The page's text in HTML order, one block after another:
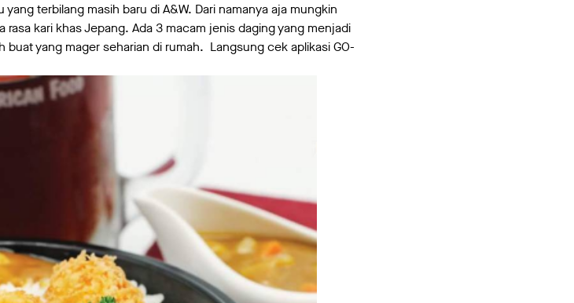
yang terbilang masih baru di A&W. Dari namanya aja mungkin
kari khas Jepang. Ada 3 macam jenis daging yang menjadi
buat yang mager seharian di rumah. Langsung cek aplikasi GO-